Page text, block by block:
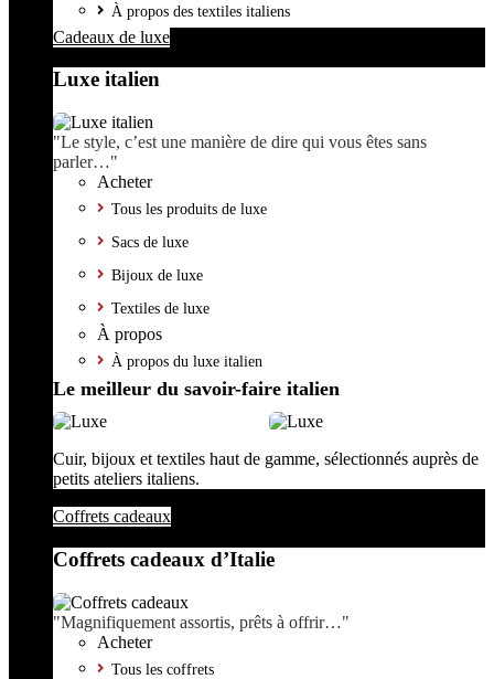
À propos des textiles italiens
Cadeaux de luxe
Luxe italien
"Le style, c’est une manière de dire qui vous êtes sans
parler…"
Acheter
Tous les produits de luxe
Sacs de luxe
Bijoux de luxe
Textiles de luxe
À propos
À propos du luxe italien
Le meilleur du savoir-faire italien
Cuir, bijoux et textiles haut de gamme, sélectionnés auprès de
petits ateliers italiens.
Coffrets cadeaux
Coffrets cadeaux d’Italie
"Magnifiquement assortis, prêts à offrir…"
Acheter
Tous les coffrets